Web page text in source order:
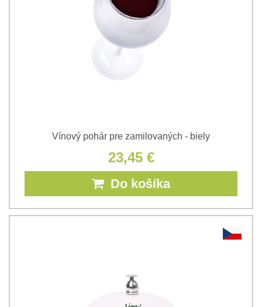
Vínový pohár pre zamilovaných - biely
23,45 €
Do košíka